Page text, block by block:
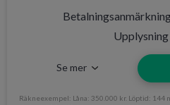
Upplysning
Se mer
Räkneexempel: Låna: 350.000 kr. Löptid: 144